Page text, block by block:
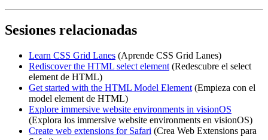
Sesiones relacionadas
Learn CSS Grid Lanes (Aprende CSS Grid Lanes)
Rediscover the HTML select element (Redescubre el select
element de HTML)
Get started with the HTML Model Element (Empieza con el
model element de HTML)
Explore immersive website environments in visionOS
(Explora los immersive website environments en visionOS)
Create web extensions for Safari (Crea Web Extensions para